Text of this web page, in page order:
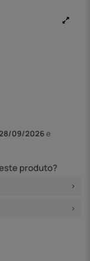
09/2026e
produto?